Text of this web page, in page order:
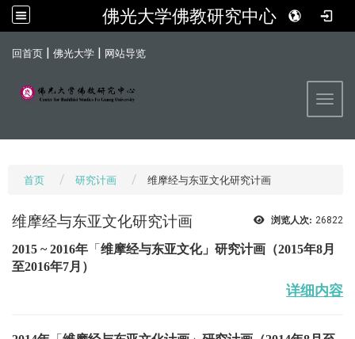
佛光大学佛教研究中心
回首页 | 佛光大学 | 网站导览
首页 研究计画 维摩经与东亚文化研究计画
浏览人次: 26822
维摩经与东亚文化研究计画
2015 ~ 2016年 「 维摩经与东亚文化」研究计画 （2015年8月
至2016年7月 ）
详细内容